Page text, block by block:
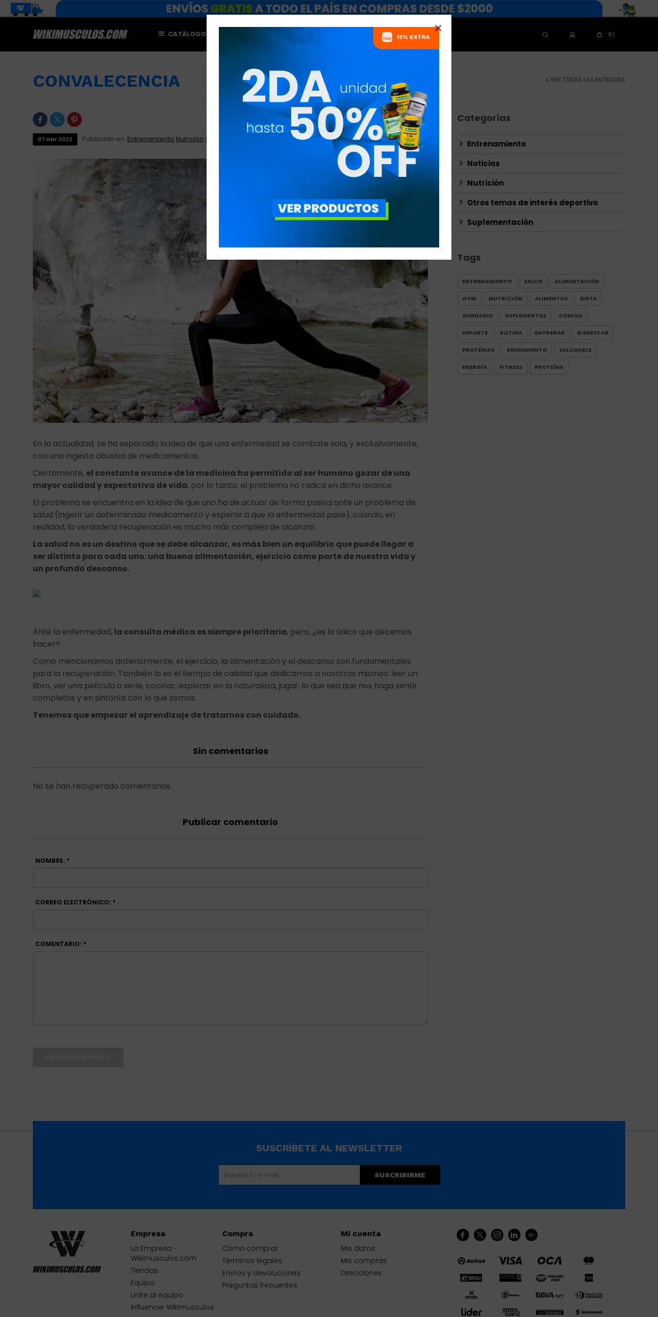

CATÁLOGO NUTRICIONISTAS $0
CONVALECENCIA VER TODAS LAS ENTRADAS
  
07 abr 2022 Publicado en: Entrenamiento Nutrición Otros temas de interés deportivo
En la actualidad, se ha esparcido la idea de que una enfermedad se combate sola, y exclusivamente,
con una ingesta abusiva de medicamentos.
Ciertamente, el constante avance de la medicina ha permitido al ser humano gozar de una
mayor calidad y expectativa de vida, por lo tanto, el problema no radica en dicho avance.
El problema se encuentra en la idea de que uno ha de actuar de forma pasiva ante un problema de
salud (ingerir un determinado medicamento y esperar a que la enfermedad pase), cuando, en
realidad, la verdadera recuperación es mucho más compleja de alcanzar.
La salud no es un destino que se debe alcanzar, es más bien un equilibrio que puede llegar a
ser distinto para cada uno: una buena alimentación, ejercicio como parte de nuestra vida y
un profundo descanso.
Ante la enfermedad, la consulta médica es siempre prioritaria, pero, ¿es lo único que debemos
hacer?
Como mencionamos anteriormente, el ejercicio, la alimentación y el descanso son fundamentales
para la recuperación. También lo es el tiempo de calidad que dedicamos a nosotros mismos: leer un
libro, ver una película o serie, cocinar, explorar en la naturaleza, jugar, lo que sea que nos haga sentir
completos y en sintonía con lo que somos.
Tenemos que empezar el aprendizaje de tratarnos con cuidado.
Sin comentarios
No se han recuperado comentarios.
Publicar comentario
NOMBRE: *
CORREO ELECTRÓNICO: *
COMENTARIO: *
Categorías
Entrenamiento
Noticias
Nutrición
Otros temas de interés deportivo
Suplementación
Tags
ENTRENAMIENTO SALUD ALIMENTACIÓN
GYM NUTRICIÓN ALIMENTOS DIETA
GIMNASIO SUPLEMENTOS COMIDA
DEPORTE RUTINA ENTRENAR BIENESTAR
PROTEÍNAS RENDIMIENTO SALUDABLE
ENERGÍA FITNESS PROTEÍNA
    
Empresa
La Empresa -
Wikimusculos.com
Tiendas
Equipo
Unite al equipo
Influencer Wikimusculos
Compra
Cómo comprar
Términos legales
Envíos y devoluciones
Preguntas frecuentes
Mi cuenta
Mis datos
Mis compras
Direcciones
SUSCRÍBETE AL NEWSLETTER
SUSCRIBIRME